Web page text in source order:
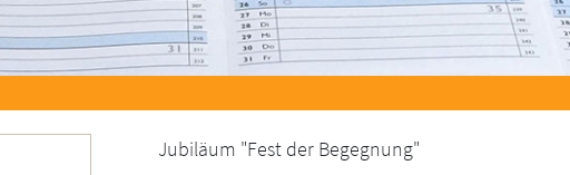
Jubiläum "Fest der Begegnung"